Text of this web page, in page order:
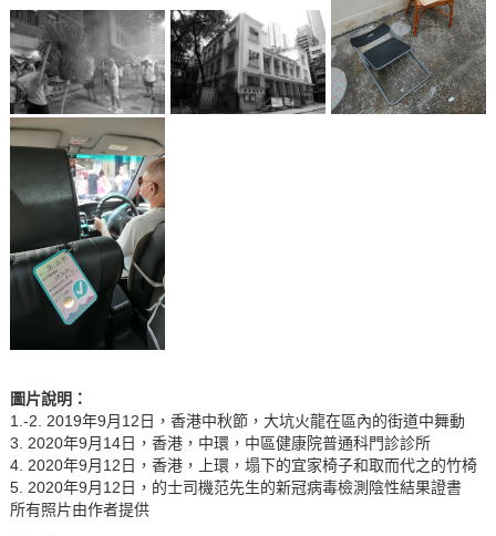
圖片說明 ：
1.-2. 2019年9月12日，香港中秋節，大坑火龍在區內的街道中舞動
3. 2020年9月14日，香港，中環，中區健康院普通科門診診所
4. 2020年9月12日，香港，上環，塌下的宜家椅子和取而代之的竹椅
5. 2020年9月12日，的士司機范先生的新冠病毒檢測陰性結果證書
所有照片由作者提供